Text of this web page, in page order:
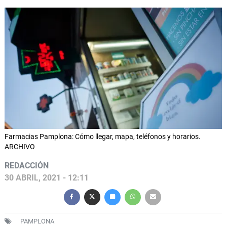
Farmacias Pamplona: Cómo llegar, mapa, teléfonos y horarios.
ARCHIVO
REDACCIÓN
30 ABRIL, 2021 - 12:11
PAMPLONA